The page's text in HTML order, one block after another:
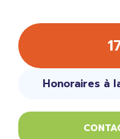
Honoraires à